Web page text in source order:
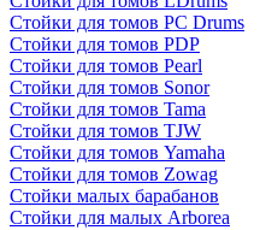
Стойки для томов PC Drums
Стойки для томов PDP
Стойки для томов Pearl
Стойки для томов Sonor
Стойки для томов Tama
Стойки для томов TJW
Стойки для томов Yamaha
Стойки для томов Zowag
Стойки малых барабанов
Стойки для малых Arborea